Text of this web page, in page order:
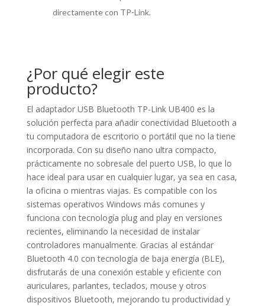
directamente con TP-Link.
¿Por qué elegir este
producto?
El adaptador USB Bluetooth TP-Link UB400 es la
solución perfecta para añadir conectividad Bluetooth a
tu computadora de escritorio o portátil que no la tiene
incorporada. Con su diseño nano ultra compacto,
prácticamente no sobresale del puerto USB, lo que lo
hace ideal para usar en cualquier lugar, ya sea en casa,
la oficina o mientras viajas. Es compatible con los
sistemas operativos Windows más comunes y
funciona con tecnología plug and play en versiones
recientes, eliminando la necesidad de instalar
controladores manualmente. Gracias al estándar
Bluetooth 4.0 con tecnología de baja energía (BLE),
disfrutarás de una conexión estable y eficiente con
auriculares, parlantes, teclados, mouse y otros
dispositivos Bluetooth, mejorando tu productividad y